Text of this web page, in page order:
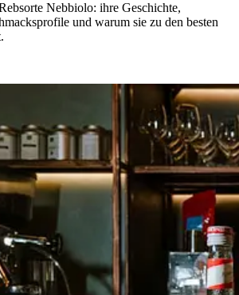
Nebbiolo: ihre Geschichte,
und warum sie zu den besten